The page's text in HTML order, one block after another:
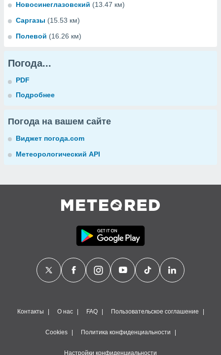
Новосинеглазовский (13.47 км)
Саргазы (15.53 км)
Полевой (16.26 км)
Погода...
PDF
Подробнее
Погода на вашем сайте
Виджет погода.com
Метеорологический API
Контакты О нас FAQ Пользовательское соглашение
Cookies Политика конфиденциальности
Настройки конфиденциальности